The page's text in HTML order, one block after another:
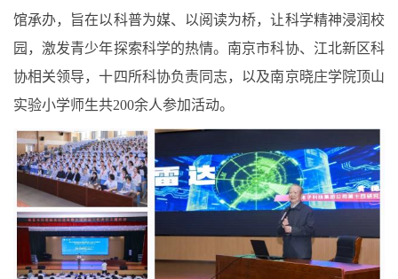
馆承办，旨在以科普为媒、以阅读为桥，让科学精神浸润校
园，激发青少年探索科学的热情。南京市科协、江北新区科
协相关领导，十四所科协负责同志，以及南京晓庄学院顶山
实验小学师生共200余人参加活动。